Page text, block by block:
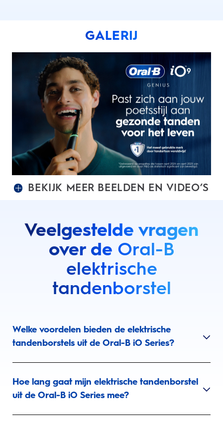
GALERIJ
BEKIJK MEER BEELDEN EN VIDEO’S
Veelgestelde vragen
over de Oral-B
elektrische
tandenborstel
Welke voordelen bieden de elektrische
tandenborstels uit de Oral-B iO Series?
Hoe lang gaat mijn elektrische tandenborstel
uit de Oral-B iO Series mee?